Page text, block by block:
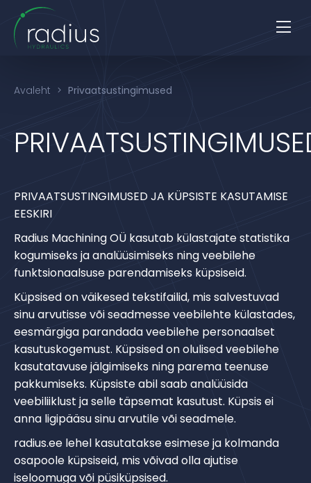
ETTEVÕTTEST
KONTAKTID
Avaleht Privaatsustingimused
PRIVAATSUSTINGIMUSED JA KÜPSISTE KASUTAMISE
EESKIRI
Radius Machining OÜ kasutab külastajate statistika
kogumiseks ja analüüsimiseks ning veebilehe
funktsionaalsuse parendamiseks küpsiseid.
Küpsised on väikesed tekstifailid, mis salvestuvad
sinu arvutisse või seadmesse veebilehte külastades,
eesmärgiga parandada veebilehe personaalset
kasutuskogemust. Küpsised on olulised veebilehe
kasutatavuse jälgimiseks ning parema teenuse
pakkumiseks. Küpsiste abil saab analüüsida
veebiliiklust ja selle täpsemat kasutust. Küpsis ei
anna ligipääsu sinu arvutile või seadmele.
radius.ee lehel kasutatakse esimese ja kolmanda
osapoole küpsiseid, mis võivad olla ajutise
iseloomuga või püsiküpsised.